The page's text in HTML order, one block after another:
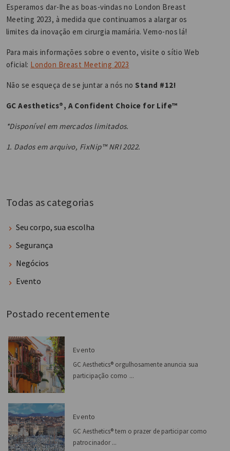
Esperamos dar-lhe as boas-vindas no London Breast
Meeting 2023, à medida que continuamos a alargar os
limites da inovação em cirurgia mamária. Vemo-nos lá!
Para mais informações sobre o evento, visite o sítio Web
oficial: London Breast Meeting 2023
Não se esqueça de se juntar a nós no Stand #12!
GC Aesthetics®, A Confident Choice for Life™
*Disponível em mercados limitados.
1. Dados em arquivo, FixNip™ NRI 2022.
Todas as categorias
Seu corpo, sua escolha
Segurança
Negócios
Evento
Postado recentemente
Evento
GC Aesthetics® orgulhosamente anuncia sua
participação como ...
Evento
GC Aesthetics® tem o prazer de participar como
patrocinador ...